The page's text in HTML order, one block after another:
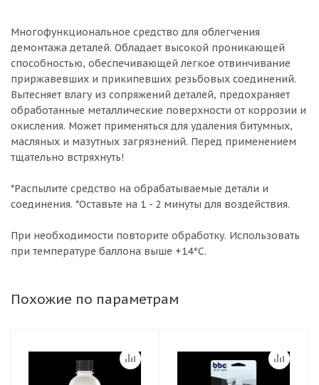
Многофункциональное средство для облегчения
демонтажа деталей. Обладает высокой проникающей
способностью, обеспечивающей легкое отвинчивание
приржавевших и прикипевших резьбовых соединений.
Вытесняет влагу из сопряжений деталей, предохраняет
обработанные металлические поверхности от коррозии и
окисления. Может применяться для удаления битумных,
масляных и мазутных загрязнений. Перед применением
тщательно встряхнуть!
*Распылите средство на обрабатываемые детали и
соединения. *Оставьте на 1 - 2 минуты для воздействия.
При необходимости повторите обработку. Использовать
при температуре баллона выше +14°С.
Похожие по параметрам